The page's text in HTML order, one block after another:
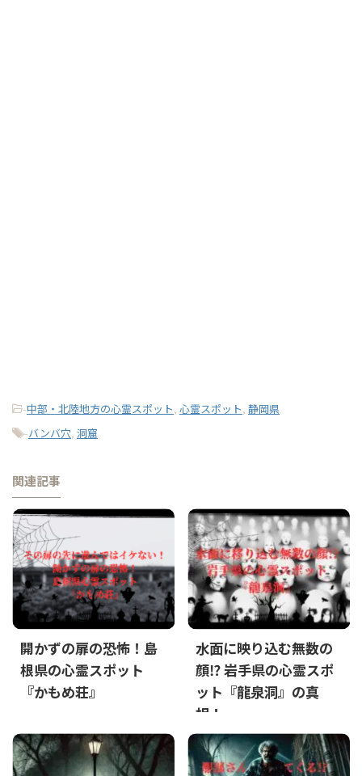
-中部・北陸地方の心霊スポット, 心霊スポット, 静岡県
-バンバ穴, 洞窟
関連記事
開かずの扉の恐怖！島
根県の心霊スポット
『かもめ荘』
水面に映り込む無数の
顔⁉ 岩手県の心霊スポ
ット『龍泉洞』の真
相！